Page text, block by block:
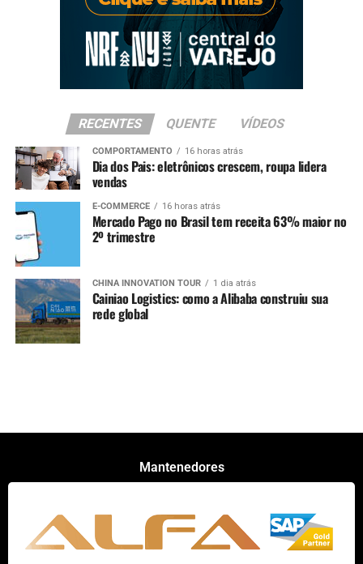
RECENTES QUENTE VÍDEOS
COMPORTAMENTO 16 horas atrás
Dia dos Pais: eletrônicos crescem, roupa lidera
vendas
E-COMMERCE 16 horas atrás
Mercado Pago no Brasil tem receita 63% maior no
2º trimestre
CHINA INNOVATION TOUR 1 dia atrás
Cainiao Logistics: como a Alibaba construiu sua
rede global
Mantenedores